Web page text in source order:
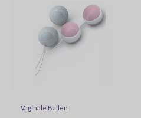
Vaginale Ballen